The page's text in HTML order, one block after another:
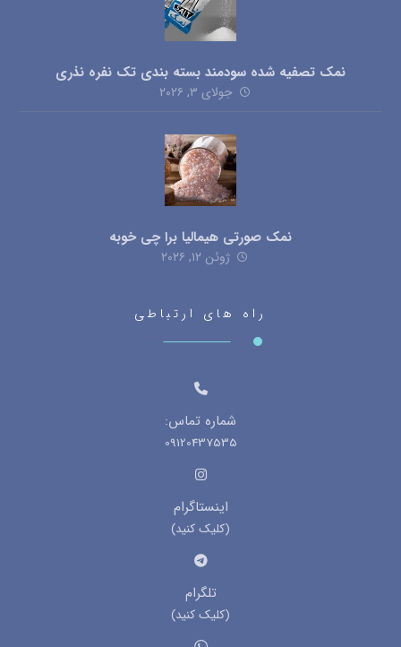
نمک تصفیه شده سودمند بسته بندی تک نفره نذری
جولای ۳, ۲۰۲۶
نمک صورتی هیمالیا برا چی خوبه
ژوئن ۱۲, ۲۰۲۶
راه های ارتباطی
شماره تماس:
09120437535
اینستاگرام
(کلیک کنید)
تلگرام
(کلیک کنید)